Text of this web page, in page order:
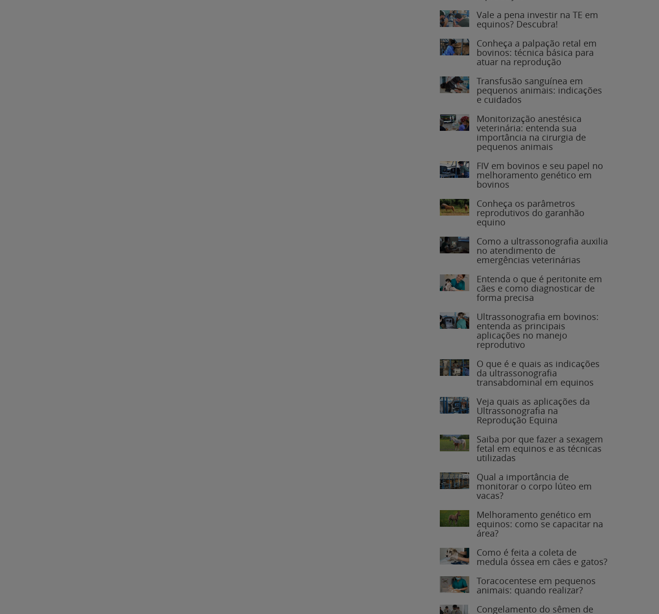
Vale a pena investir na TE em
equinos? Descubra!
Conheça a palpação retal em
bovinos: técnica básica para
atuar na reprodução
Transfusão sanguínea em
pequenos animais: indicações
e cuidados
Monitorização anestésica
veterinária: entenda sua
importância na cirurgia de
pequenos animais
FIV em bovinos e seu papel no
melhoramento genético em
bovinos
Conheça os parâmetros
reprodutivos do garanhão
equino
Como a ultrassonografia auxilia
no atendimento de
emergências veterinárias
Entenda o que é peritonite em
cães e como diagnosticar de
forma precisa
Ultrassonografia em bovinos:
entenda as principais
aplicações no manejo
reprodutivo
O que é e quais as indicações
da ultrassonografia
transabdominal em equinos
Veja quais as aplicações da
Ultrassonografia na
Reprodução Equina
Saiba por que fazer a sexagem
fetal em equinos e as técnicas
utilizadas
Qual a importância de
monitorar o corpo lúteo em
vacas?
Melhoramento genético em
equinos: como se capacitar na
área?
Como é feita a coleta de
medula óssea em cães e gatos?
Toracocentese em pequenos
animais: quando realizar?
Congelamento do sêmen de